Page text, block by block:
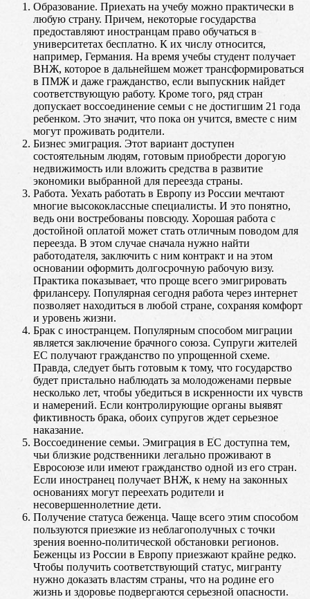
Образование. Приехать на учебу можно практически в
любую страну. Причем, некоторые государства
предоставляют иностранцам право обучаться в
университетах бесплатно. К их числу относится,
например, Германия. На время учебы студент получает
ВНЖ, которое в дальнейшем может трансформироваться
в ПМЖ и даже гражданство, если выпускник найдет
соответствующую работу. Кроме того, ряд стран
допускает воссоединение семьи с не достигшим 21 года
ребенком. Это значит, что пока он учится, вместе с ним
могут проживать родители.
Бизнес эмиграция. Этот вариант доступен
состоятельным людям, готовым приобрести дорогую
недвижимость или вложить средства в развитие
экономики выбранной для переезда страны.
Работа. Уехать работать в Европу из России мечтают
многие высококлассные специалисты. И это понятно,
ведь они востребованы повсюду. Хорошая работа с
достойной оплатой может стать отличным поводом для
переезда. В этом случае сначала нужно найти
работодателя, заключить с ним контракт и на этом
основании оформить долгосрочную рабочую визу.
Практика показывает, что проще всего эмигрировать
фрилансеру. Популярная сегодня работа через интернет
позволяет находиться в любой стране, сохраняя комфорт
и уровень жизни.
Брак с иностранцем. Популярным способом миграции
является заключение брачного союза. Супруги жителей
ЕС получают гражданство по упрощенной схеме.
Правда, следует быть готовым к тому, что государство
будет пристально наблюдать за молодоженами первые
несколько лет, чтобы убедиться в искренности их чувств
и намерений. Если контролирующие органы выявят
фиктивность брака, обоих супругов ждет серьезное
наказание.
Воссоединение семьи. Эмиграция в ЕС доступна тем,
чьи близкие родственники легально проживают в
Евросоюзе или имеют гражданство одной из его стран.
Если иностранец получает ВНЖ, к нему на законных
основаниях могут переехать родители и
несовершеннолетние дети.
Получение статуса беженца. Чаще всего этим способом
пользуются приезжие из неблагополучных с точки
зрения военно-политической обстановки регионов.
Беженцы из России в Европу приезжают крайне редко.
Чтобы получить соответствующий статус, мигранту
нужно доказать властям страны, что на родине его
жизнь и здоровье подвергаются серьезной опасности.